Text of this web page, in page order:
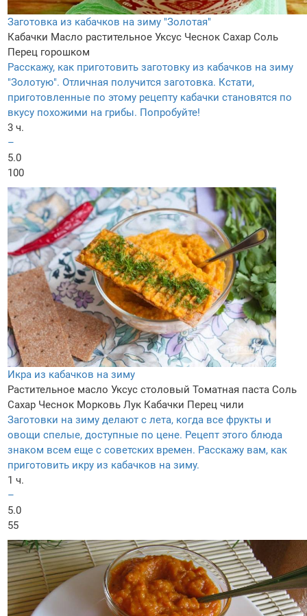
Заготовка из кабачков на зиму "Золотая"
Кабачки Масло растительное Уксус Чеснок Сахар Соль
Перец горошком
Расскажу, как приготовить заготовку из кабачков на зиму
"Золотую". Отличная получится заготовка. Кстати,
приготовленные по этому рецепту кабачки становятся по
вкусу похожими на грибы. Попробуйте!
3 ч.
–
5.0
100
Икра из кабачков на зиму
Растительное масло Уксус столовый Томатная паста Соль
Сахар Чеснок Морковь Лук Кабачки Перец чили
Заготовки на зиму делают с лета, когда все фрукты и
овощи спелые, доступные по цене. Рецепт этого блюда
знаком всем еще с советских времен. Расскажу вам, как
приготовить икру из кабачков на зиму.
1 ч.
–
5.0
55